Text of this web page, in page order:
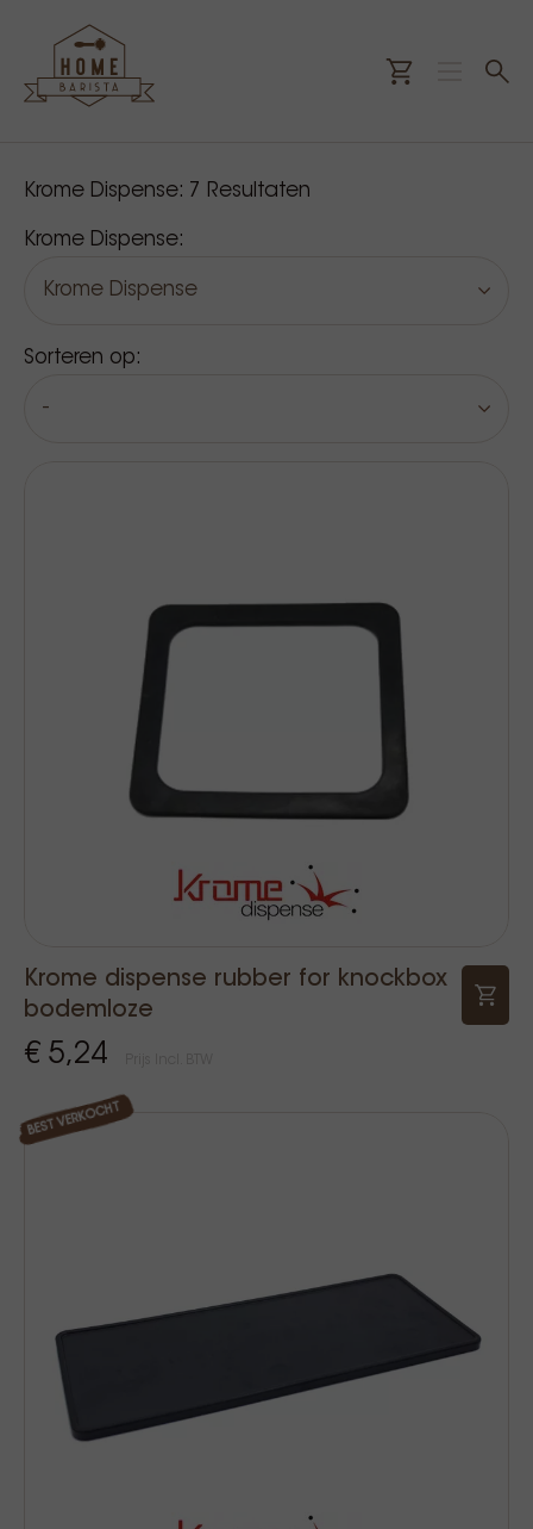
Onze producten
Krome Dispense: 7 Resultaten
Krome Dispense:
Krome Dispense
Sorteren op:
-
Krome dispense rubber for knockbox
bodemloze
€ 5,24
BEST VERKOCHT